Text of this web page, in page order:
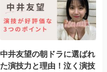
中井友望の朝ドラに選ばれ
た演技力と理由！泣く演技